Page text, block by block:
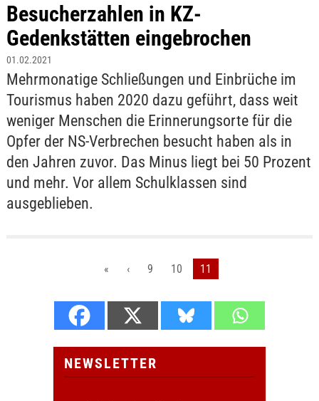
Besucherzahlen in KZ-
Gedenkstätten eingebrochen
01.02.2021
Mehrmonatige Schließungen und Einbrüche im
Tourismus haben 2020 dazu geführt, dass weit
weniger Menschen die Erinnerungsorte für die
Opfer der NS-Verbrechen besucht haben als in
den Jahren zuvor. Das Minus liegt bei 50 Prozent
und mehr. Vor allem Schulklassen sind
ausgeblieben.
« ‹ 9 10 11
NEWSLETTER